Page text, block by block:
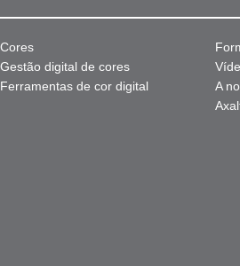
Cores
Gestão digital de cores
Ferramentas de cor digital
A